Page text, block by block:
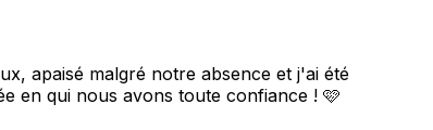
apaisé malgré notre absence et j'ai été
en qui nous avons toute confiance ! 🩷